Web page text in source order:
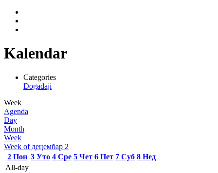
Kalendar
Categories
Događaji
Week
Agenda
Day
Month
Week
Week of децембар 2
2 Пон 3 Уто 4 Сре 5 Чет 6 Пет 7 Суб 8 Нед
All-day